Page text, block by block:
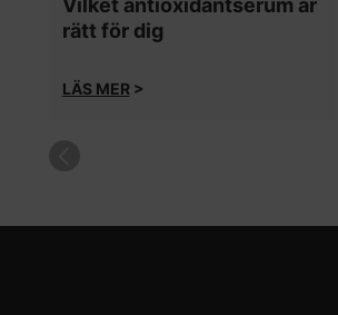
rätt för dig
LÄS MER>